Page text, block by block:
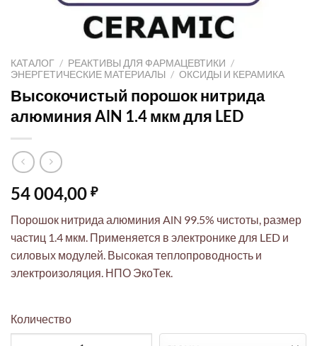
КАТАЛОГ / РЕАКТИВЫ ДЛЯ ФАРМАЦЕВТИКИ /
ЭНЕРГЕТИЧЕСКИЕ МАТЕРИАЛЫ / ОКСИДЫ И КЕРАМИКА
Высокочистый порошок нитрида
алюминия AlN 1.4 мкм для LED
54 004,00 ₽
Порошок нитрида алюминия AlN 99.5% чистоты, размер
частиц 1.4 мкм. Применяется в электронике для LED и
силовых модулей. Высокая теплопроводность и
электроизоляция. НПО ЭкоТек.
Количество